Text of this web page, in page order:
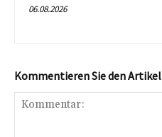
06.08.2026
Kommentieren Sie den Artikel